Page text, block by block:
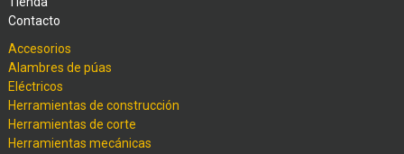
Contacto
Accesorios
Alambres de púas
Eléctricos
Herramientas de construcción
Herramientas de corte
Herramientas mecánicas